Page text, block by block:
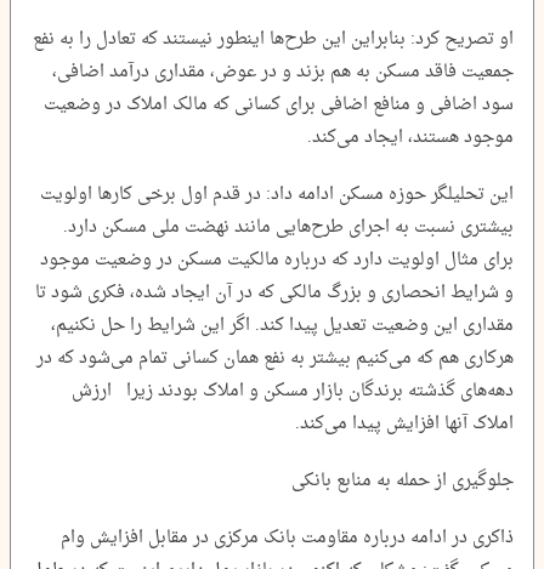
او تصریح کرد: بنابراین این طرح‌ها اینطور نیستند که تعادل را به نفع
جمعیت فاقد مسکن به هم بزند و در عوض، مقداری درآمد اضافی،
سود اضافی و منافع اضافی برای کسانی که مالک املاک در وضعیت
موجود هستند، ایجاد می‌کند.
این تحلیلگر حوزه مسکن ادامه داد: در قدم اول برخی کارها اولویت
بیشتری نسبت به اجرای طرح‌هایی مانند نهضت ملی مسکن دارد.
برای مثال اولویت دارد که درباره مالکیت مسکن در وضعیت موجود
و شرایط انحصاری و بزرگ مالکی که در آن ایجاد شده، فکری شود تا
مقداری این وضعیت تعدیل پیدا کند. اگر این شرایط را حل نکنیم،
هرکاری هم که می‌کنیم بیشتر به نفع همان کسانی تمام می‌شود که در
دهه‌های گذشته برندگان بازار مسکن و املاک بودند زیرا ارزش
املاک آنها افزایش پیدا می‌کند.
جلوگیری از حمله به منابع بانکی
ذاکری در ادامه درباره مقاومت بانک مرکزی در مقابل افزایش وام